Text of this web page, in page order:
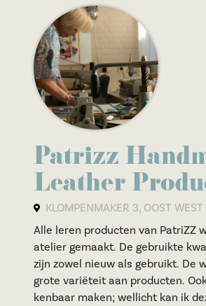
Patrizz
Leather
KLOMPENMAKER 3, OOST
Alle leren producten van PatriZZ
atelier gemaakt. De gebruikte
zijn zowel nieuw als gebruikt. De
grote variëteit aan producten.
kenbaar maken; wellicht kan ik